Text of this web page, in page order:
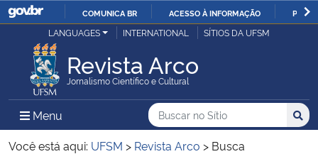
IR
O
COMUNICA BR ACESSO À INFORMAÇÃO
Ministério da Justiça e Segurança Pública
Ministério da Defesa
Ministério das Relações Exteriores
LANGUAGES INTERNATIONAL SÍTIOS DA UFSM
Revista Arco
Jornalismo Científico e Cultural
Menu Menu Principal do Sítio
Busca
Buscar no no Sítio
Busca:
Você está aqui: UFSM > Revista Arco > Busca